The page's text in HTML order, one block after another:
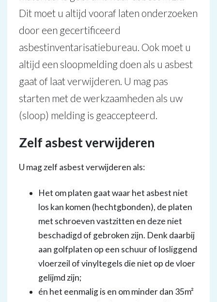
Dit moet u altijd vooraf laten onderzoeken
door een gecertificeerd
asbestinventarisatiebureau. Ook moet u
altijd een sloopmelding doen als u asbest
gaat of laat verwijderen. U mag pas
starten met de werkzaamheden als uw
(sloop) melding is geaccepteerd.
Zelf asbest verwijderen
U mag zelf asbest verwijderen als:
Het om platen gaat waar het asbest niet
los kan komen (hechtgbonden), de platen
met schroeven vastzitten en deze niet
beschadigd of gebroken zijn. Denk daarbij
aan golfplaten op een schuur of losliggend
vloerzeil of vinyltegels die niet op de vloer
gelijmd zijn;
én het eenmalig is en om minder dan 35m²